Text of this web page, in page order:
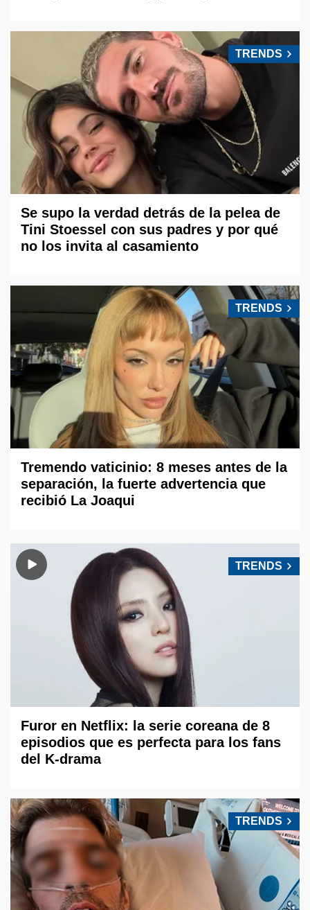
TRENDS
Se supo la verdad detrás de la pelea de
Tini Stoessel con sus padres y por qué
no los invita al casamiento
TRENDS
Tremendo vaticinio: 8 meses antes de la
separación, la fuerte advertencia que
recibió La Joaqui
TRENDS
Furor en Netflix: la serie coreana de 8
episodios que es perfecta para los fans
del K-drama
TRENDS